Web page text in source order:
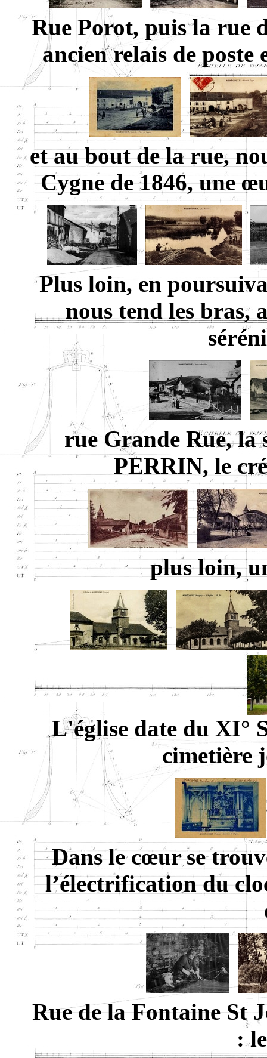
Rue Porot, puis la rue
ancien relais de poste
et au bout de la rue,
Cygne de 1846, une
Plus loin, en
nous tend les bras,
rue Grande Rue, la
PERRIN, le
plus loin,
L'église date du XI°
cimetière
Dans le cœur se
l’électrification du
Rue de la Fontaine St
: